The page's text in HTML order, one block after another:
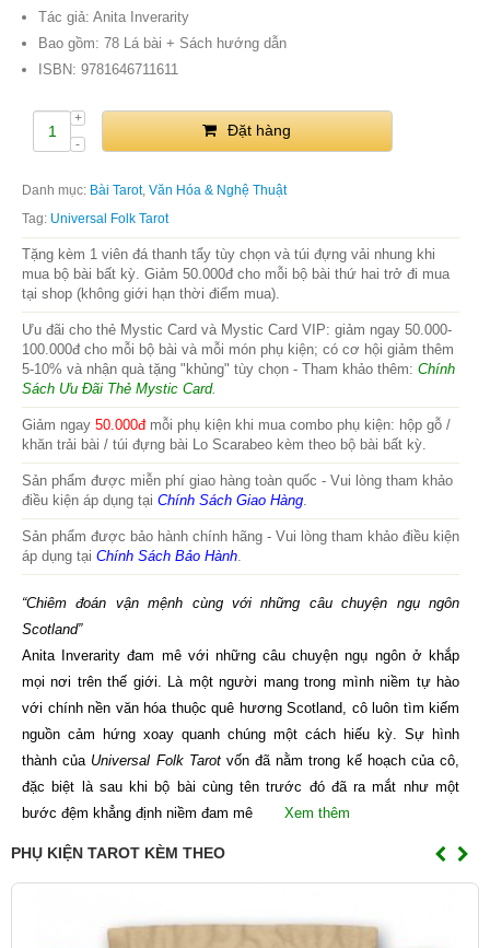
Tác giả: Anita Inverarity
Bao gồm: 78 Lá bài + Sách hướng dẫn
ISBN: 9781646711611
Đặt hàng
Danh mục: Bài Tarot, Văn Hóa & Nghệ Thuật
Tag: Universal Folk Tarot
Tặng kèm 1 viên đá thanh tẩy tùy chọn và túi đựng vải nhung khi
mua bộ bài bất kỳ. Giảm 50.000đ cho mỗi bộ bài thứ hai trở đi mua
tại shop (không giới hạn thời điểm mua).
Ưu đãi cho thẻ Mystic Card và Mystic Card VIP: giảm ngay 50.000-
100.000đ cho mỗi bộ bài và mỗi món phụ kiện; có cơ hội giảm thêm
5-10% và nhận quà tặng "khủng" tùy chọn - Tham khảo thêm: Chính
Sách Ưu Đãi Thẻ Mystic Card.
Giảm ngay 50.000đmỗi phụ kiện khi mua combo phụ kiện: hộp gỗ /
khăn trải bài / túi đựng bài Lo Scarabeo kèm theo bộ bài bất kỳ.
Sản phẩm được miễn phí giao hàng toàn quốc - Vui lòng tham khảo
điều kiện áp dụng tại Chính Sách Giao Hàng
Sản phẩm được bảo hành chính hãng - Vui lòng tham khảo điều kiện
áp dụng tại Chính Sách Bảo Hành
“Chiêm đoán vận mệnh cùng với những câu chuyện ngụ ngôn
Scotland”
Anita Inverarity đam mê với những câu chuyện ngụ ngôn ở khắp
mọi nơi trên thế giới. Là một người mang trong mình niềm tự hào
với chính nền văn hóa thuộc quê hương Scotland, cô luôn tìm kiếm
nguồn cảm hứng xoay quanh chúng một cách hiếu kỳ. Sự hình
thành của Universal Folk Tarotvốn đã nằm trong kế hoạch của cô,
đặc biệt là sau khi bộ bài cùng tên trước đó đã ra mắt như một
bước đệm khẳng định niềm đam mê
Xem thêm
PHỤ KIỆN TAROT KÈM THEO